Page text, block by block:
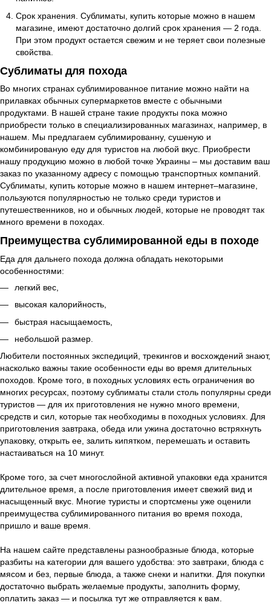
Срок хранения. Сублиматы, купить которые можно в нашем
магазине, имеют достаточно долгий срок хранения — 2 года.
При этом продукт остается свежим и не теряет свои полезные
свойства.
Сублиматы для похода
Во многих странах сублимированное питание можно найти на
прилавках обычных супермаркетов вместе с обычными
продуктами. В нашей стране такие продукты пока можно
приобрести только в специализированных магазинах, например, в
нашем. Мы предлагаем сублимированну, сушеную и
комбинированую еду для туристов на любой вкус. Приобрести
нашу продукцию можно в любой точке Украины – мы доставим ваш
заказ по указанному адресу с помощью транспортных компаний.
Сублиматы, купить которые можно в нашем интернет–магазине,
пользуются популярностью не только среди туристов и
путешественников, но и обычных людей, которые не проводят так
много времени в походах.
Преимущества сублимированной еды в походе
Еда для дальнего похода должна обладать некоторыми
особенностями:
легкий вес,
высокая калорийность,
быстрая насыщаемость,
небольшой размер.
Любители постоянных экспедиций, трекингов и восхождений знают,
насколько важны такие особенности еды во время длительных
походов. Кроме того, в походных условиях есть ограничения во
многих ресурсах, поэтому сублиматы стали столь популярны среди
туристов — для их приготовления не нужно много времени,
средств и сил, которые так необходимы в походных условиях. Для
приготовления завтрака, обеда или ужина достаточно встряхнуть
упаковку, открыть ее, залить кипятком, перемешать и оставить
настаиваться на 10 минут.
Кроме того, за счет многослойной активной упаковки еда хранится
длительное время, а после приготовления имеет свежий вид и
насыщенный вкус. Многие туристы и спортсмены уже оценили
преимущества сублимированного питания во время похода,
пришло и ваше время.
На нашем сайте представлены разнообразные блюда, которые
разбиты на категории для вашего удобства: это завтраки, блюда с
мясом и без, первые блюда, а также снеки и напитки. Для покупки
достаточно выбрать желаемые продукты, заполнить форму,
оплатить заказ — и посылка тут же отправляется к вам.